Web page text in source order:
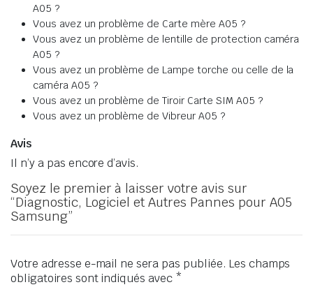
A05 ?
Vous avez un problème de Carte mère A05 ?
Vous avez un problème de lentille de protection caméra
A05 ?
Vous avez un problème de Lampe torche ou celle de la
caméra A05 ?
Vous avez un problème de Tiroir Carte SIM A05 ?
Vous avez un problème de Vibreur A05 ?
Avis
Il n’y a pas encore d’avis.
Soyez le premier à laisser votre avis sur
“Diagnostic, Logiciel et Autres Pannes pour A05
Samsung”
Votre adresse e-mail ne sera pas publiée. Les champs
obligatoires sont indiqués avec *